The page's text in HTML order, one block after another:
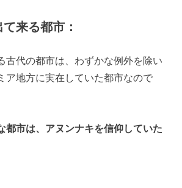
来る都市：
古代の都市は、わずかな例外を除い
ア地方に実在していた都市なので
都市は、アヌンナキを信仰していた